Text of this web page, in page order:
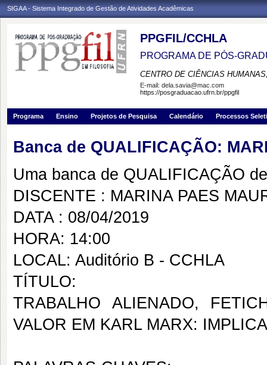
SIGAA - Sistema Integrado de Gestão de Atividades Acadêmicas
PPGFIL/CCHLA
PROGRAMA DE PÓS-
CENTRO DE CIÊNCIAS
E-mail: dela.savia@mac.com
https://posgraduacao.ufrn.br/ppgfil
Programa Ensino Projetos de Pesquisa Calendário Processos
Banca de QUALIFICAÇÃO:
Uma banca de QUALIFICAÇÃO
DISCENTE : MARINA PAES
DATA : 08/04/2019
HORA: 14:00
LOCAL: Auditório B - CCHLA
TÍTULO:
TRABALHO ALIENADO,
VALOR EM KARL MARX: